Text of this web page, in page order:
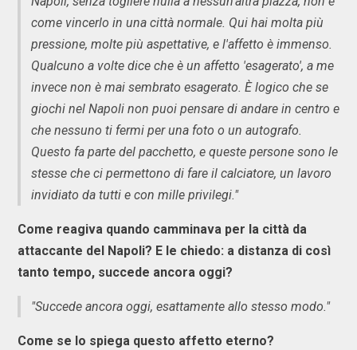
come vincerlo in una città normale. Qui hai molta più
pressione, molte più aspettative, e l'affetto è immenso.
Qualcuno a volte dice che è un affetto 'esagerato', a me
invece non è mai sembrato esagerato. È logico che se
giochi nel Napoli non puoi pensare di andare in centro e
che nessuno ti fermi per una foto o un autografo.
Questo fa parte del pacchetto, e queste persone sono le
stesse che ci permettono di fare il calciatore, un lavoro
invidiato da tutti e con mille privilegi."
Come reagiva quando camminava per la città da
attaccante del Napoli? E le chiedo: a distanza di così
tanto tempo, succede ancora oggi?
"Succede ancora oggi, esattamente allo stesso modo."
Come se lo spiega questo affetto eterno?